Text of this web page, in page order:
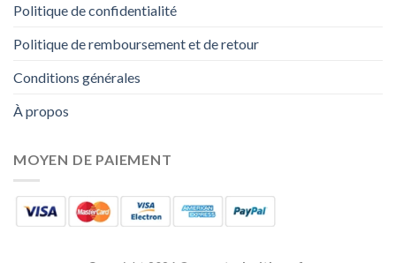
Politique de confidentialité
Politique de remboursement et de retour
Conditions générales
À propos
MOYEN DE PAIEMENT